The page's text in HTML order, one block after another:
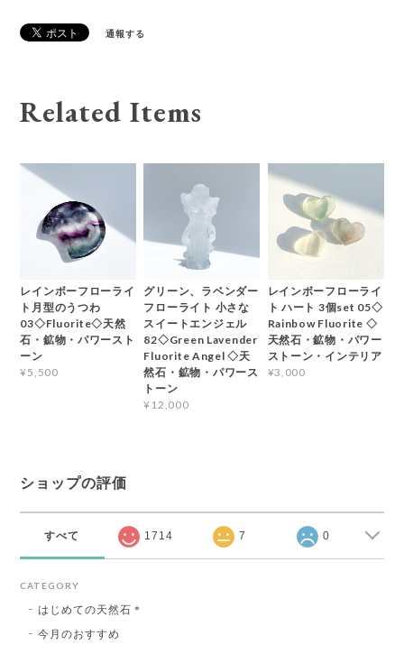
通報する
Related Items
レインボーフローライ
ト月型のうつわ
03◇Fluorite◇天然
石・鉱物・パワースト
ーン
¥5,500
グリーン、ラベンダー
フローライト 小さな
スイートエンジェル
82◇Green Lavender
Fluorite Angel ◇天
然石・鉱物・パワース
トーン
¥12,000
レインボーフローライ
ト ハート 3個set 05◇
Rainbow Fluorite ◇
天然石・鉱物・パワー
ストーン・インテリア
¥3,000
ショップの評価
すべて 1714 7 0
CATEGORY
はじめての天然石＊
今月のおすすめ